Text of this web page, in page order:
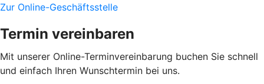
Zur Online-Geschäftsstelle
Termin vereinbaren
Mit unserer Online-Terminvereinbarung buchen Sie schnell
und einfach Ihren Wunschtermin bei uns.